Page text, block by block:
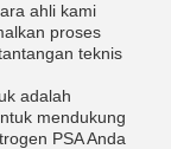
ahli kami
proses
teknis
adalah
mendukung
PSA Anda